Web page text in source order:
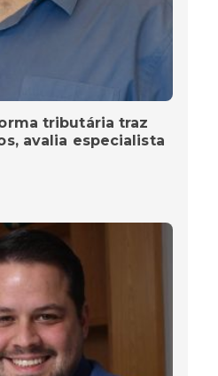
tributária traz
avalia especialista